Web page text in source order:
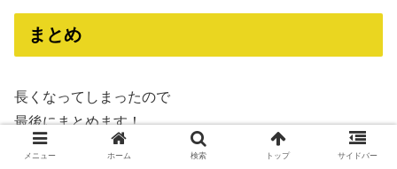
まとめ
長くなってしまったので
最後にまとめます！
メニュー ホーム 検索 トップ サイドバー